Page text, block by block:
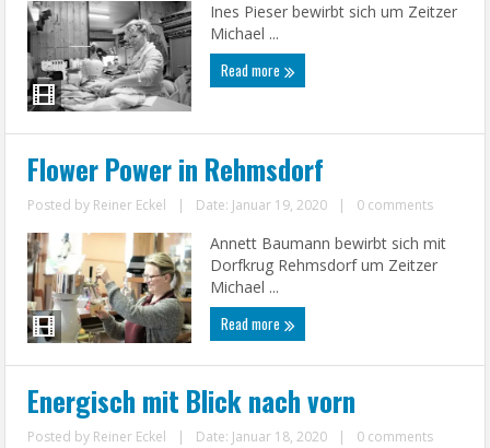
Ines Pieser bewirbt sich um Zeitzer
Michael ...
Read more
Flower Power in Rehmsdorf
Posted by Reiner Eckel | Date: Januar 19, 2020 | 0 comments
Annett Baumann bewirbt sich mit
Dorfkrug Rehmsdorf um Zeitzer
Michael ...
Read more
Energisch mit Blick nach vorn
Posted by Reiner Eckel | Date: Januar 18, 2020 | 0 comments